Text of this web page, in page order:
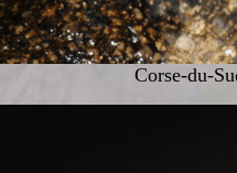
Corse-du-